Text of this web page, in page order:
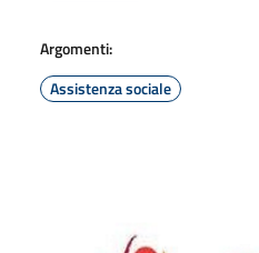
Argomenti:
Assistenza sociale